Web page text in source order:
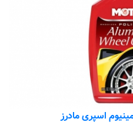
اسپری مادرز